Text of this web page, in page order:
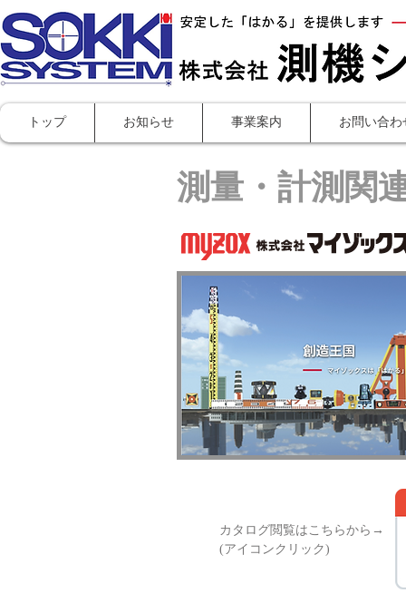
トップ お知らせ 事業案内 お問い合わ
測量・計測関
カタログ閲覧はこちらから→
(アイコンクリック)